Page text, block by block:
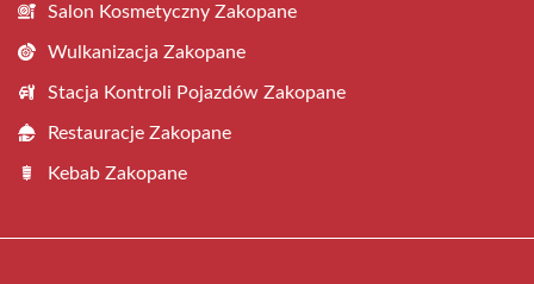
Salon Kosmetyczny Zakopane
Wulkanizacja Zakopane
Stacja Kontroli Pojazdów Zakopane
Restauracje Zakopane
Kebab Zakopane